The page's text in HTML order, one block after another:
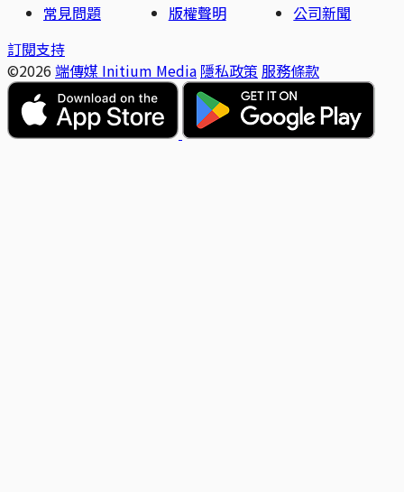
常見問題
版權聲明
公司新聞
訂閱支持
©2026 端傳媒 Initium Media 隱私政策 服務條款